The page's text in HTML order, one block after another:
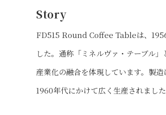
Story
FD515 Round Coffee Tableは、
した。通称「ミネルヴァ・テーブル
産業化の融合を体現しています。製
1960年代にかけて広く生産されました